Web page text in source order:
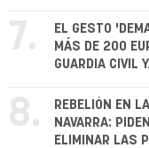
7.
EL GESTO
MÁS DE 200
GUARDIA CIVIL
8.
REBELIÓN EN
NAVARRA:
ELIMINAR LAS